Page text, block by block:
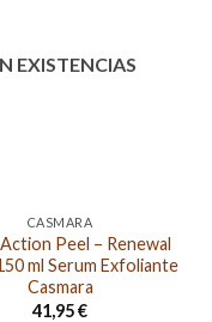
EXISTENCIAS
CASMARA
Peel – Renewal
ml Serum Exfoliante
Casmara
41,95€